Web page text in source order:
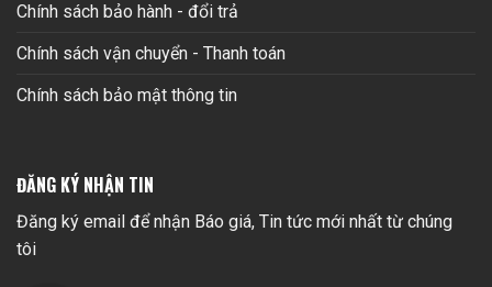
Chính sách bảo hành - đổi trả
Chính sách vận chuyển - Thanh toán
Chính sách bảo mật thông tin
ĐĂNG KÝ NHẬN TIN
Đăng ký email để nhận Báo giá, Tin tức mới nhất từ chúng
tôi